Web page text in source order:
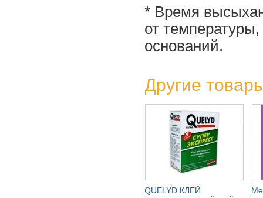
* Время
от
оснований.
Другие
QUELYD КЛЕЙ